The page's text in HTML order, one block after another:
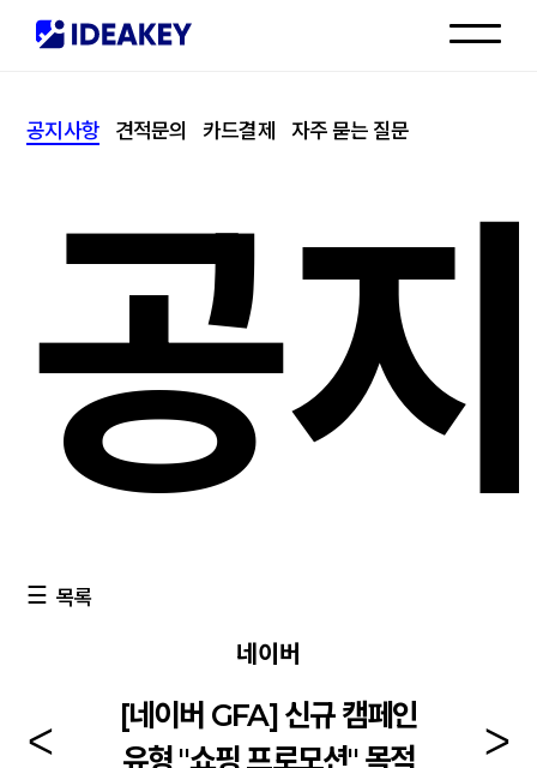
고객센터
공지사항 견적문의 카드결제 자주 묻는 질문
공
목록
네이버
[네이버 GFA] 신규 캠페인
유형 "쇼핑 프로모션" 목적